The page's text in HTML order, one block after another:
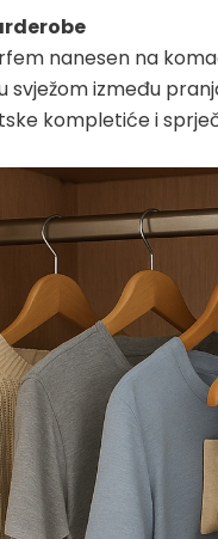
nanesen na
svježom između
kompletiće i